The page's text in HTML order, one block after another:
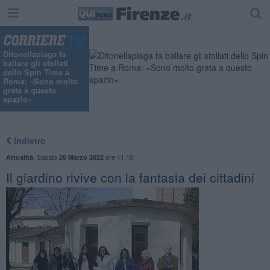
Ditonellapiaga fa
ballare gli sfollati
dello Spin Time a
Roma: «Sono molto
grata a questo
spazio»
Indietro
Attualità Sabato 26 Marzo 2022ore 11:10
Il giardino rivive con la fantasia dei cittadini